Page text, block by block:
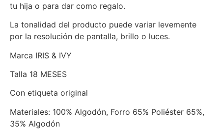
tu hija o para dar como regalo.
La tonalidad del producto puede variar levemente
por la resolución de pantalla, brillo o luces.
Marca IRIS & IVY
Talla 18 MESES
Con etiqueta original
Materiales: 100% Algodón, Forro 65% Poliéster 65%,
35% Algodón